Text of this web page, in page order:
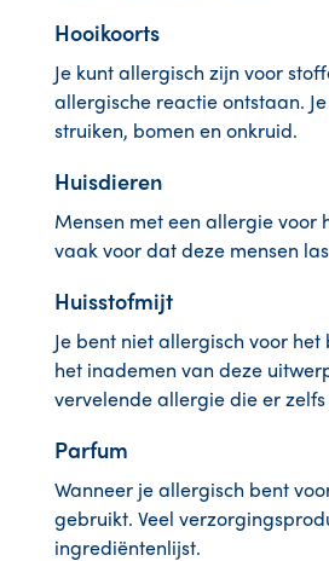
Hooikoorts
Je kunt allergisch zijn voor
allergische reactie ontstaan.
struiken, bomen en onkruid.
Huisdieren
Mensen met een allergie voor
vaak voor dat deze mensen
Huisstofmijt
Je bent niet allergisch voor
het inademen van deze
vervelende allergie die er
Parfum
Wanneer je allergisch bent
gebruikt. Veel
ingrediëntenlijst.